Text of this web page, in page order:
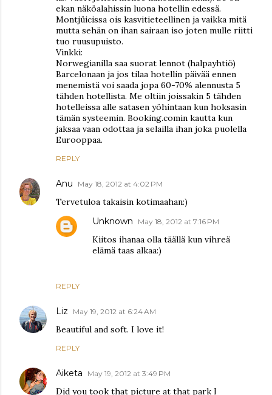
ekan näköalahissin luona hotellin edessä.
Montjüicissa ois kasvitieteellinen ja vaikka mitä
mutta sehän on ihan sairaan iso joten mulle riitti
tuo ruusupuisto.
Vinkki:
Norwegianilla saa suorat lennot (halpayhtiö)
Barcelonaan ja jos tilaa hotellin päivää ennen
menemistä voi saada jopa 60-70% alennusta 5
tähden hotellista. Me oltiin joissakin 5 tähden
hotelleissa alle satasen yöhintaan kun hoksasin
tämän systeemin. Booking.comin kautta kun
jaksaa vaan odottaa ja selailla ihan joka puolella
Eurooppaa.
REPLY
Anu May 18, 2012 at 4:02 PM
Tervetuloa takaisin kotimaahan:)
REPLY
Unknown May 18, 2012 at 7:16 PM
Kiitos ihanaa olla täällä kun vihreä
elämä taas alkaa:)
Liz May 19, 2012 at 6:24 AM
Beautiful and soft. I love it!
REPLY
Aiketa May 19, 2012 at 3:49 PM
Did you took that picture at that park I